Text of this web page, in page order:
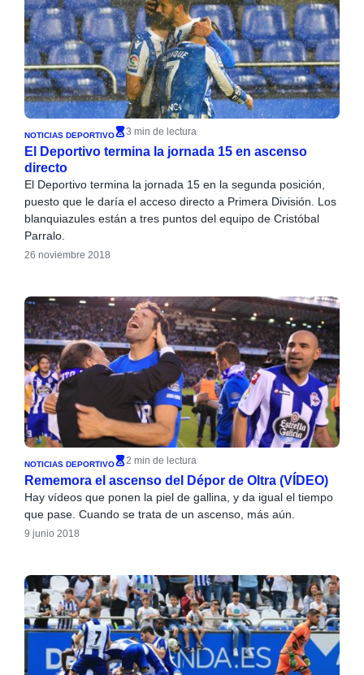
NOTICIAS DEPORTIVO 3 min de lectura
El Deportivo termina la jornada 15 en ascenso
directo
El Deportivo termina la jornada 15 en la segunda posición,
puesto que le daría el acceso directo a Primera División. Los
blanquiazules están a tres puntos del equipo de Cristóbal
Parralo.
26 noviembre 2018
NOTICIAS DEPORTIVO 2 min de lectura
Rememora el ascenso del Dépor de Oltra (VÍDEO)
Hay vídeos que ponen la piel de gallina, y da igual el tiempo
que pase. Cuando se trata de un ascenso, más aún.
9 junio 2018